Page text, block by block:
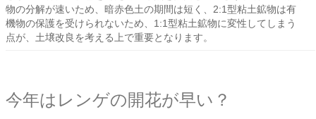
物の分解が速いため、暗赤色土の期間は短く、2:1型粘土鉱物は有
機物の保護を受けられないため、1:1型粘土鉱物に変性してしまう
点が、土壌改良を考える上で重要となります。
今年はレンゲの開花が早い？